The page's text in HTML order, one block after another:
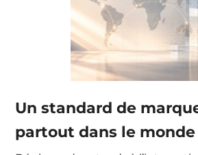
Un standard de
partout dans le monde